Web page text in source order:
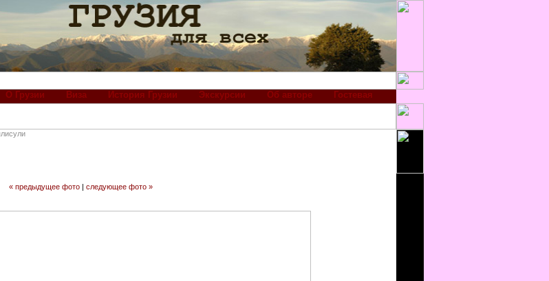
О Грузии Виза История Грузии Экскурсии Об авторе Гостевая
« предыдущее фото | следующее фото »